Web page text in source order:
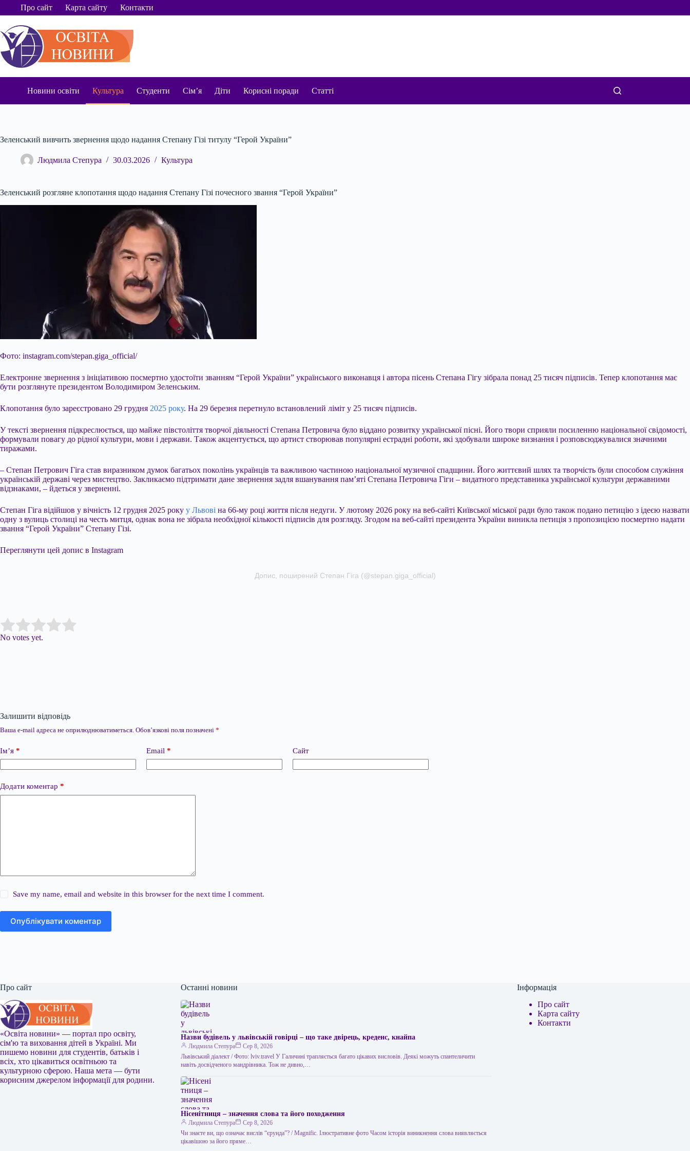
ПерейтиПро сайт Карта сайту Контакти
Новини освіти Культура Студенти Сім’я Діти Корисні поради Статті
Зеленський вивчить звернення щодо надання Степану Гізі титулу “Герой України”
Людмила Степура 30.03.2026 Культура
Зеленський розгляне клопотання щодо надання Степану Гізі почесного звання “Герой України”
Фото: instagram.com/stepan.giga_official/
Електронне звернення з ініціативою посмертно удостоїти званням “Герой України” українського виконавця і автора пісень Степана Гігу зібрала понад 25 тисяч підписів. Тепер клопотання має
бути розглянуте президентом Володимиром Зеленським.
Клопотання було зареєстровано 29 грудня 2025 року. На 29 березня перетнуло встановлений ліміт у 25 тисяч підписів.
У тексті звернення підкреслюється, що майже півстоліття творчої діяльності Степана Петровича було віддано розвитку української пісні. Його твори сприяли посиленню національної свідомості,
формували повагу до рідної культури, мови і держави. Також акцентується, що артист створював популярні естрадні роботи, які здобували широке визнання і розповсюджувалися значними
тиражами.
– Степан Петрович Гіга став виразником думок багатьох поколінь українців та важливою частиною національної музичної спадщини. Його життєвий шлях та творчість були способом служіння
українській державі через мистецтво. Закликаємо підтримати дане звернення задля вшанування пам’яті Степана Петровича Гіги – видатного представника української культури державними
відзнаками, – йдеться у зверненні.
Степан Гіга відійшов у вічність 12 грудня 2025 року у Львові на 66-му році життя після недуги. У лютому 2026 року на веб-сайті Київської міської ради було також подано петицію з ідеєю назвати
одну з вулиць столиці на честь митця, однак вона не зібрала необхідної кількості підписів для розгляду. Згодом на веб-сайті президента України виникла петиція з пропозицією посмертно надати
звання “Герой України” Степану Гізі.
Переглянути цей допис в Instagram
Допис, поширений Степан Гіга (@stepan.giga_official)
Rate this item:
No votes yet.
Залишити відповідь
Ваша e-mail адреса не оприлюднюватиметься. Обов’язкові поля позначені *
Ім’я * Email * Сайт
Додати коментар *
Save my name, email and website in this browser for the next time I comment.
Опублікувати коментар
Про сайт
«Освіта новини» — портал про освіту,
сім'ю та виховання дітей в Україні. Ми
пишемо новини для студентів, батьків і
всіх, хто цікавиться освітньою та
культурною сферою. Наша мета — бути
корисним джерелом інформації для родини.
Останні новини
Назви будівель у львівській говірці – що таке двірець, креденс, кнайпа
Людмила Степура
Сер 8, 2026
Львівський діалект / Фото: lviv.travel У Галичині трапляється багато цікавих висловів. Деякі можуть спантеличити
навіть досвідченого мандрівника. Тож не дивно,…
Нісенітниця – значення слова та його походження
Людмила Степура
Сер 8, 2026
Чи знаєте ви, що означає вислів “єрунда”? / Magnific. Ілюстративне фото Часом історія виникнення слова виявляється
цікавішою за його пряме…
Інформація
Про сайт
Карта сайту
Контакти